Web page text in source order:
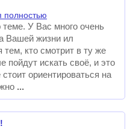
полностью
У Вас много очень
Вашей жизни ил
кто смотрит в ту же
пойдут искать своё, и это
ориентироваться на